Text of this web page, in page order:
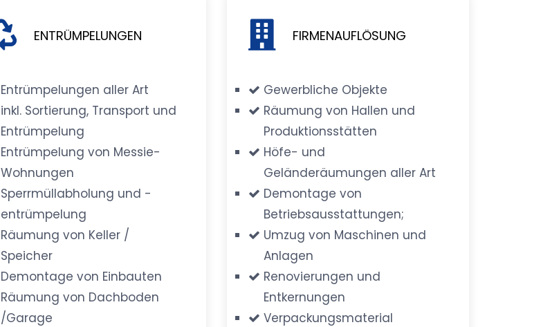
ENTRÜMPELUNGEN
Entrümpelungen aller Art
inkl. Sortierung, Transport und
Entrümpelung
Entrümpelung von Messie-
Wohnungen
Sperrmüllabholung und -
entrümpelung
Räumung von Keller /
Speicher
Demontage von Einbauten
Räumung von Dachboden
/Garage
FIRMENAUFLÖSUNG
Gewerbliche Objekte
Räumung von Hallen und
Produktionsstätten
Höfe- und
Geländeräumungen aller Art
Demontage von
Betriebsausstattungen;
Umzug von Maschinen und
Anlagen
Renovierungen und
Entkernungen
Verpackungsmaterial